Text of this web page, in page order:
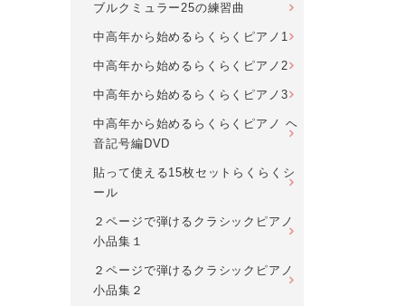
ブルクミュラー25の練習曲
中高年から始めるらくらくピアノ1
中高年から始めるらくらくピアノ2
中高年から始めるらくらくピアノ3
中高年から始めるらくらくピアノ ヘ
音記号編DVD
貼って使える15枚セットらくらくシ
ール
２ページで弾けるクラシックピアノ
小品集１
２ページで弾けるクラシックピアノ
小品集２